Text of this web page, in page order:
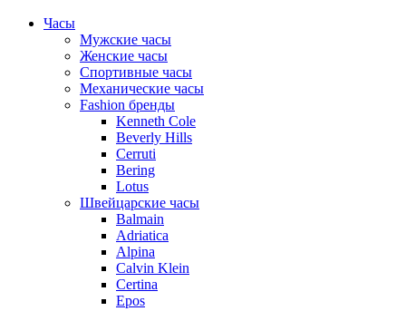
Часы
Мужские часы
Женские часы
Спортивные часы
Механические часы
Fashion бренды
Kenneth Cole
Beverly Hills
Cerruti
Bering
Lotus
Швейцарские часы
Balmain
Adriatica
Alpina
Calvin Klein
Certina
Epos